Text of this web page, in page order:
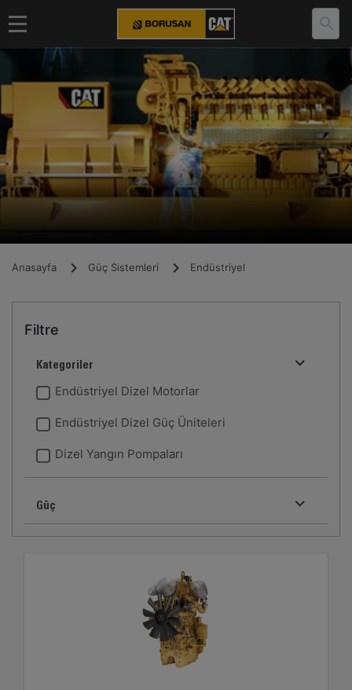
Anasayfa Güç Sistemleri Endüstriyel
Filtre
Kategoriler
Endüstriyel Dizel Motorlar
Endüstriyel Dizel Güç Üniteleri
Dizel Yangın Pompaları
Güç